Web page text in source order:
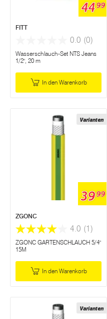
4499
FITT
0.0 (0)
Wasserschlauch-Set NTS Jeans
1/2", 20 m
In den Warenkorb
Varianten
3999
ZGONC
4.0 (1)
ZGONC GARTENSCHLAUCH 5/4"
15M
In den Warenkorb
Varianten